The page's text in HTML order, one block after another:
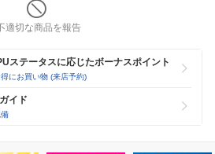
適切な商品を報告
ステータスに応じたボーナスポイント
にお買い物 (来店予約)
イド